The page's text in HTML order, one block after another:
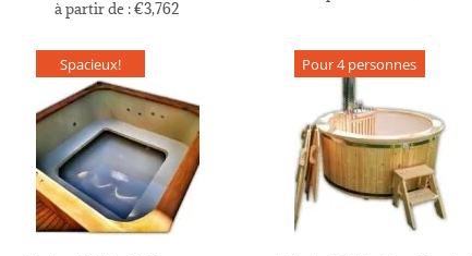
à partir de :€3,762
Spacieux! Pour 4 personnes